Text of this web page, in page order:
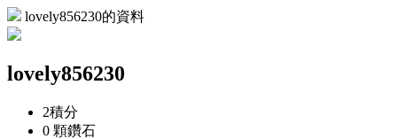
lovely856230的資料
lovely856230
2積分
0 顆鑽石